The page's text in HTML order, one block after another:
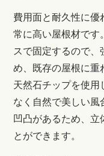
費用面と耐久性に優
常に高い屋根材です
スで固定するので、
め、既存の屋根に重
天然石チップを使用
なく自然で美しい風
凹凸があるため、立
とができます。